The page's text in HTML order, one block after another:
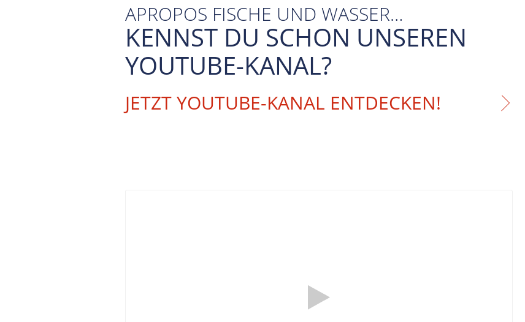
APROPOS FISCHE UND WASSER…
KENNST DU SCHON UNSEREN
YOUTUBE-KANAL?
JETZT YOUTUBE-KANAL ENTDECKEN!